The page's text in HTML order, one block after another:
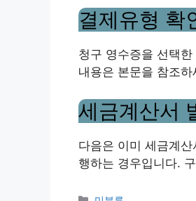
결제유형 확
청구 영수증을 선택
내용은 본문을 참조하
세금계산서
다음은 이미 세금계
행하는 경우입니다.